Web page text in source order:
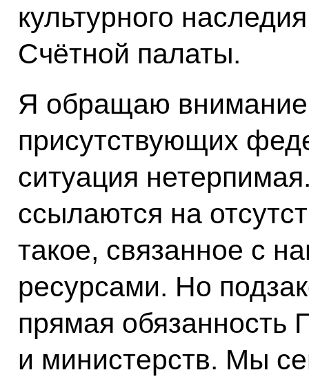
культурного
Счётной палаты.
Я обращаю внимание
присутствующих
ситуация
ссылаются на
такое, связанное с
ресурсами. Но
прямая обязанность
и министерств. Мы